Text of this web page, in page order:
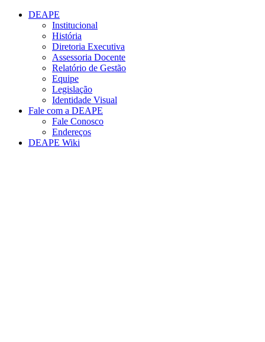
Conteúdo principal
DEAPE
Institucional
História
Diretoria Executiva
Assessoria Docente
Relatório de Gestão
Equipe
Legislação
Identidade Visual
Fale com a DEAPE
Fale Conosco
Endereços
DEAPE Wiki